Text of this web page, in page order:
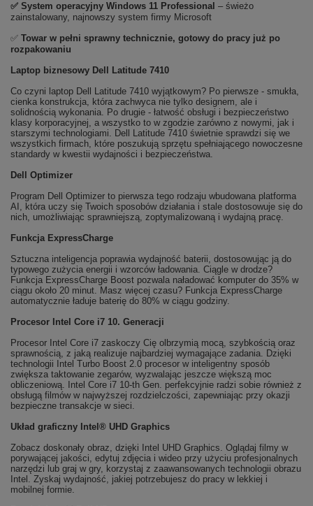
✅ System operacyjny Windows 11 Professional – świeżo
zainstalowany, najnowszy system firmy Microsoft
✅ Towar w pełni sprawny technicznie, gotowy do pracy już po
rozpakowaniu
Laptop biznesowy Dell Latitude 7410
Co czyni laptop Dell Latitude 7410 wyjątkowym? Po pierwsze - smukła,
cienka konstrukcja, która zachwyca nie tylko designem, ale i
solidnością wykonania. Po drugie - łatwość obsługi i bezpieczeństwo
klasy korporacyjnej, a wszystko to w zgodzie zarówno z nowymi, jak i
starszymi technologiami. Dell Latitude 7410 świetnie sprawdzi się we
wszystkich firmach, które poszukują sprzętu spełniającego nowoczesne
standardy w kwestii wydajności i bezpieczeństwa.
Dell Optimizer
Program Dell Optimizer to pierwsza tego rodzaju wbudowana platforma
AI, która uczy się Twoich sposobów działania i stale dostosowuje się do
nich, umożliwiając sprawniejszą, zoptymalizowaną i wydajną pracę.
Funkcja ExpressCharge
Sztuczna inteligencja poprawia wydajność baterii, dostosowując ją do
typowego zużycia energii i wzorców ładowania. Ciągle w drodze?
Funkcja ExpressCharge Boost pozwala naładować komputer do 35% w
ciągu około 20 minut. Masz więcej czasu? Funkcja ExpressCharge
automatycznie ładuje baterię do 80% w ciągu godziny.
Procesor Intel Core i7 10. Generacji
Procesor Intel Core i7 zaskoczy Cię olbrzymią mocą, szybkością oraz
sprawnością, z jaką realizuje najbardziej wymagające zadania. Dzięki
technologii Intel Turbo Boost 2.0 procesor w inteligentny sposób
zwiększa taktowanie zegarów, wyzwalając jeszcze większą moc
obliczeniową. Intel Core i7 10-th Gen. perfekcyjnie radzi sobie również z
obsługą filmów w najwyższej rozdzielczości, zapewniając przy okazji
bezpieczne transakcje w sieci.
Układ graficzny Intel® UHD Graphics
Zobacz doskonały obraz, dzięki Intel UHD Graphics. Oglądaj filmy w
porywającej jakości, edytuj zdjęcia i wideo przy użyciu profesjonalnych
narzędzi lub graj w gry, korzystaj z zaawansowanych technologii obrazu
Intel. Zyskaj wydajność, jakiej potrzebujesz do pracy w lekkiej i
mobilnej formie.